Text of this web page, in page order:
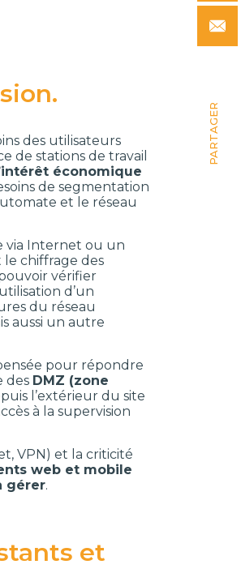
PARTAGER
des utilisateurs
de stations de travail
économique
de segmentation
et le réseau
via Internet ou un
chiffrage des
vérifier
d’un
du réseau
aussi un autre
pour répondre
des DMZ (zone
l’extérieur du site
à la supervision
VPN) et la criticité
web et mobile
gérer.
et